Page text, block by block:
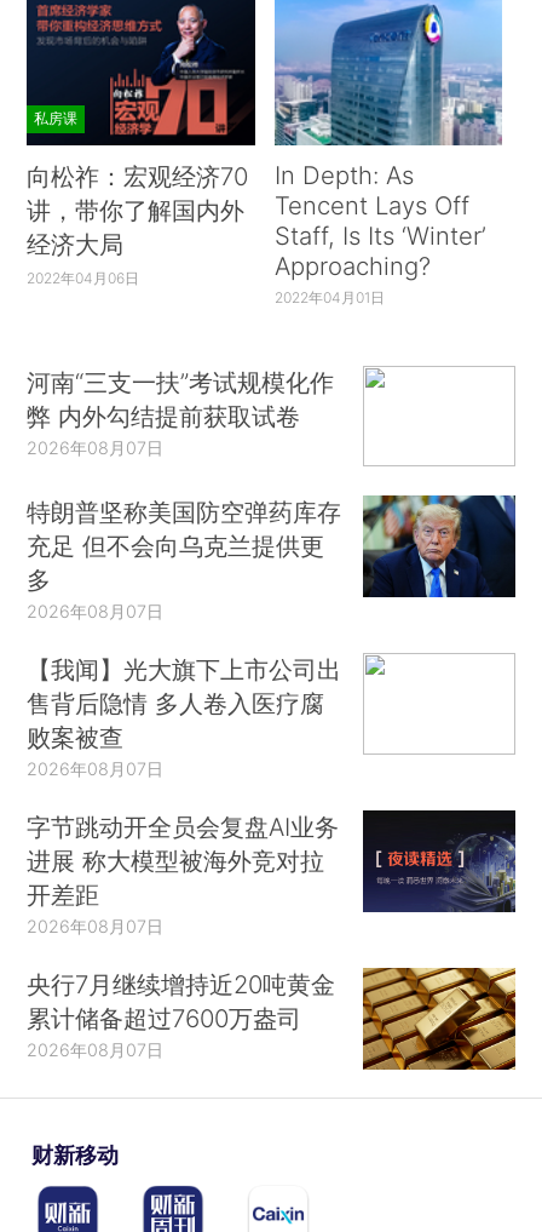
私房课
向松祚：宏观经济70
讲，带你了解国内外
经济大局
2022年04月06日
In Depth: As
Tencent Lays Off
Staff, Is Its ‘Winter’
Approaching?
2022年04月01日
河南“三支一扶”考试规模化作
弊 内外勾结提前获取试卷
2026年08月07日
特朗普坚称美国防空弹药库存
充足 但不会向乌克兰提供更
多
2026年08月07日
【我闻】光大旗下上市公司出
售背后隐情 多人卷入医疗腐
败案被查
2026年08月07日
字节跳动开全员会复盘AI业务
进展 称大模型被海外竞对拉
开差距
2026年08月07日
央行7月继续增持近20吨黄金
累计储备超过7600万盎司
2026年08月07日
财新移动